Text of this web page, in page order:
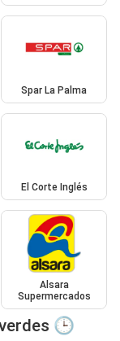
Spar La Palma
El Corte Inglés
Alsara
Supermercados
🕒